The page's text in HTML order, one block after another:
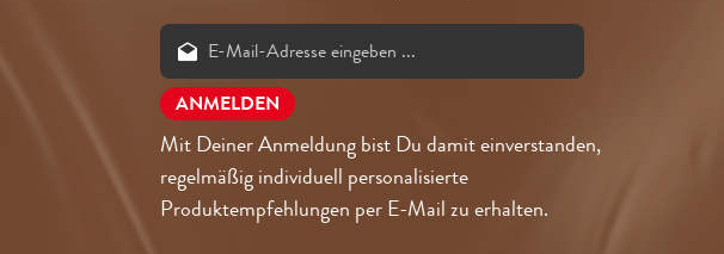
Mit Deiner Anmeldung bist Du damit einverstanden,
regelmäßig individuell personalisierte
Produktempfehlungen per E-Mail zu erhalten.